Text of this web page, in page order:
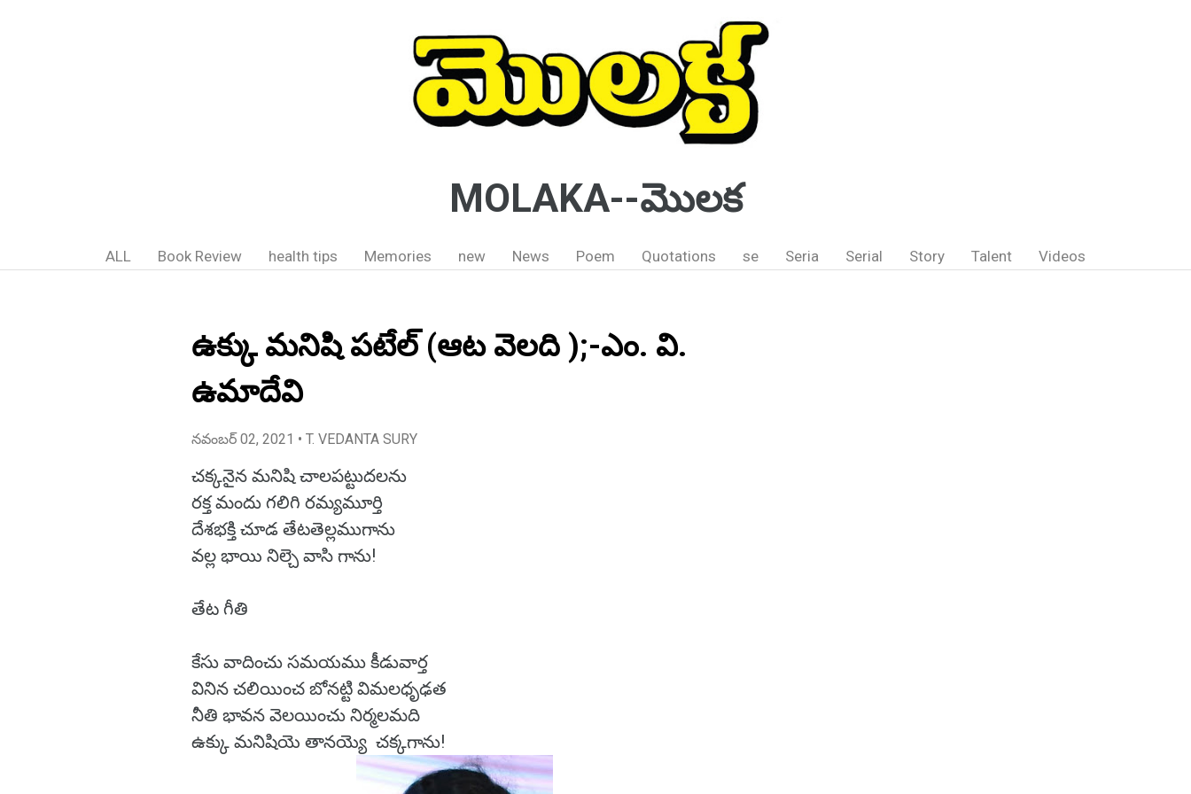
MOLAKA--మొలక
ALL Book Review health tips Memories new News Poem Quotations se Seria Serial Story Talent Videos
ఉక్కు మనిషి పటేల్ (ఆట వెలది );-ఎం. వి.
ఉమాదేవి
నవంబర్ 02, 2021 • T. VEDANTA SURY
చక్కనైన మనిషి చాలపట్టుదలను
రక్త మందు గలిగి రమ్యమూర్తి
దేశభక్తి చూడ తేటతెల్లముగాను
వల్ల భాయి నిల్చె వాసి గాను!
తేట గీతి
కేసు వాదించు సమయము కీడువార్త
వినిన చలియించ బోనట్టి విమలధృఢత
నీతి భావన వెలయించు నిర్మలమది
ఉక్కు మనిషియె తానయ్యె చక్కగాను!